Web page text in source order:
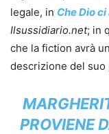
legale, in Che Dio
Ilsussidiario.net; in
che la fiction avrà
descrizione del suo
PROVIENE